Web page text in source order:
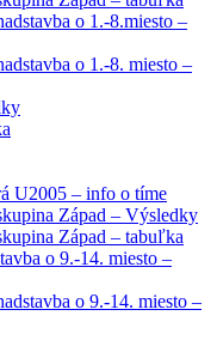
o 1.-8.miesto –
o 1.-8. miesto –
U2005 – info o tíme
Západ – Výsledky
Západ – tabuľka
o 9.-14. miesto –
o 9.-14. miesto –